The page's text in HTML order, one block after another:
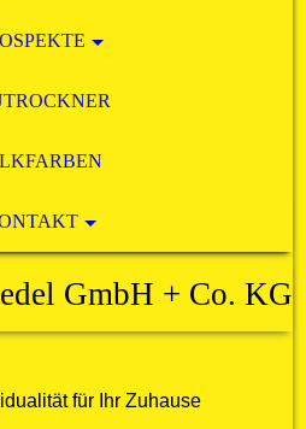
GmbH + Co. KG
für Ihr Zuhause